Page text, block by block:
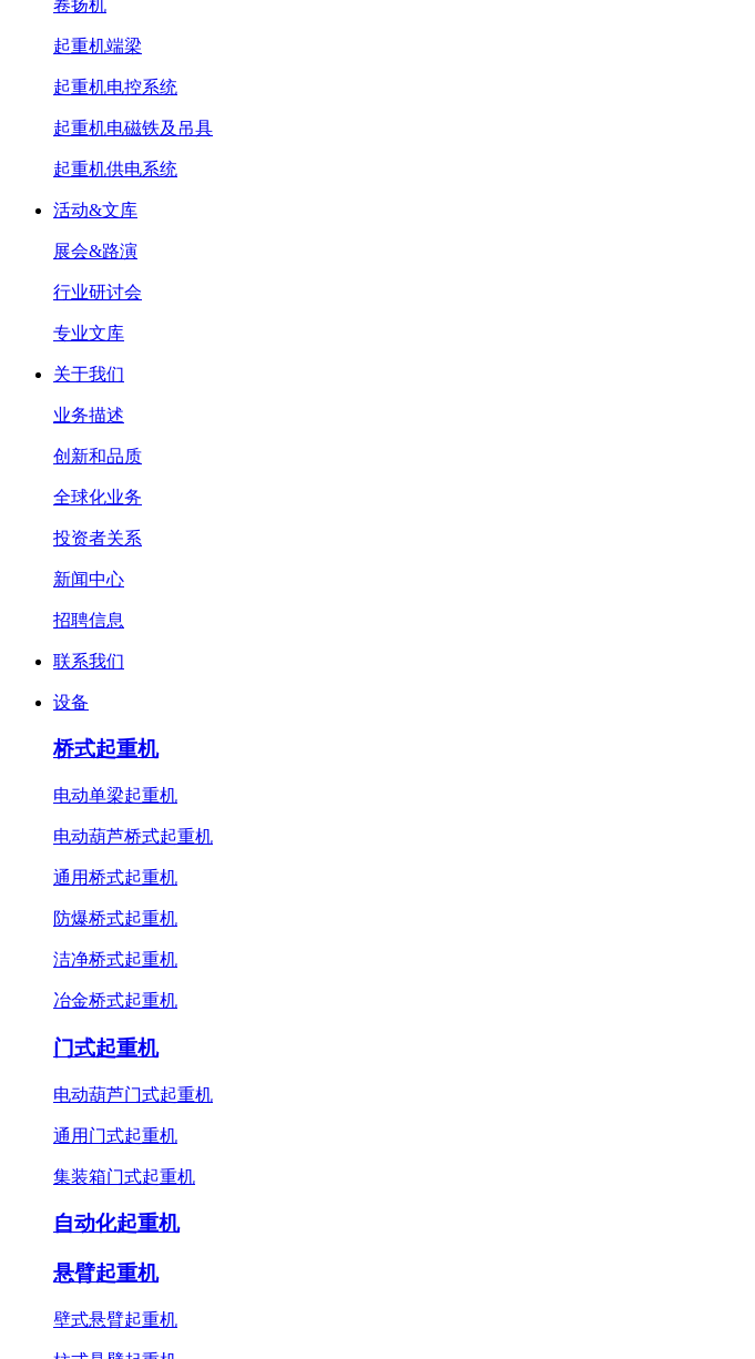
卷扬机
起重机端梁
起重机电控系统
起重机电磁铁及吊具
起重机供电系统
活动&文库
展会&路演
行业研讨会
专业文库
关于我们
业务描述
创新和品质
全球化业务
投资者关系
新闻中心
招聘信息
联系我们
设备
桥式起重机
电动单梁起重机
电动葫芦桥式起重机
通用桥式起重机
防爆桥式起重机
洁净桥式起重机
冶金桥式起重机
门式起重机
电动葫芦门式起重机
通用门式起重机
集装箱门式起重机
自动化起重机
悬臂起重机
壁式悬臂起重机